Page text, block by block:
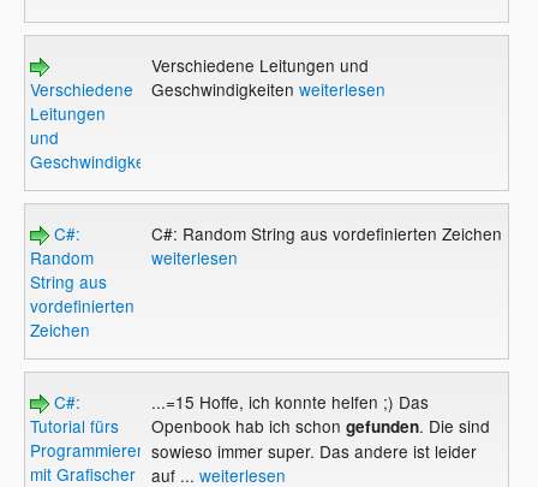
Verschiedene
Leitungen
und
Geschwindigkeiten
Verschiedene Leitungen und
Geschwindigkeiten weiterlesen
C#:
Random
String aus
vordefinierten
Zeichen
C#: Random String aus vordefinierten Zeichen
weiterlesen
C#:
Tutorial fürs
Programmieren
mit Grafischer
...=15 Hoffe, ich konnte helfen ;) Das
Openbook hab ich schon gefunden. Die sind
sowieso immer super. Das andere ist leider
auf ... weiterlesen